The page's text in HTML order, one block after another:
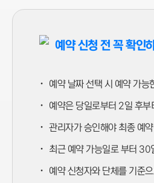
제2조 (개인정보의 처리 및 보유기
홈페이지 회원 가입 및 관리: 탈퇴 시
통신비밀보호법에 따른 통신사실확인
제3조 (이용자 및 법정대리인의 권
제4조 (처리하는 개인정보 항목)
예약 신청 전 꼭 확인
· 예약 날짜 선택 시 예약 가
· 예약은 당일로부터 2일 후
· 관리자가 승인해야 최종 예
· 최근 예약 가능일로 부터 30
· 예약 신청자와 단체를 기준